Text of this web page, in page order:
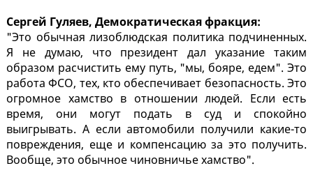
Сергей Гуляев, Демократическая фракция:
"Это обычная лизоблюдская политика подчиненных.
Я не думаю, что президент дал указание таким
образом расчистить ему путь, "мы, бояре, едем". Это
работа ФСО, тех, кто обеспечивает безопасность. Это
огромное хамство в отношении людей. Если есть
время, они могут подать в суд и спокойно
выигрывать. А если автомобили получили какие-то
повреждения, еще и компенсацию за это получить.
Вообще, это обычное чиновничье хамство".